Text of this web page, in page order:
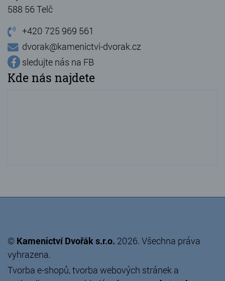
588 56 Telč
+420 725 969 561
dvorak@kamenictvi-dvorak.cz
sledujte nás na FB
Kde nás najdete
© Kamenictví Dvořák s.r.o. 2026. Všechna práva
vyhrazena.
Tvorba e-shopů,tvorba webových stránek a